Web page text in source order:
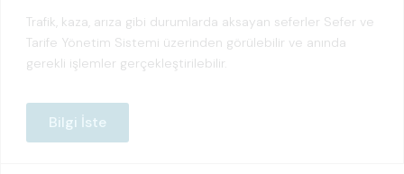
Trafik, kaza, arıza gibi durumlarda aksayan seferler Sefer ve
Tarife Yönetim Sistemi üzerinden görülebilir ve anında
gerekli işlemler gerçekleştirilebilir.
Bilgi İste